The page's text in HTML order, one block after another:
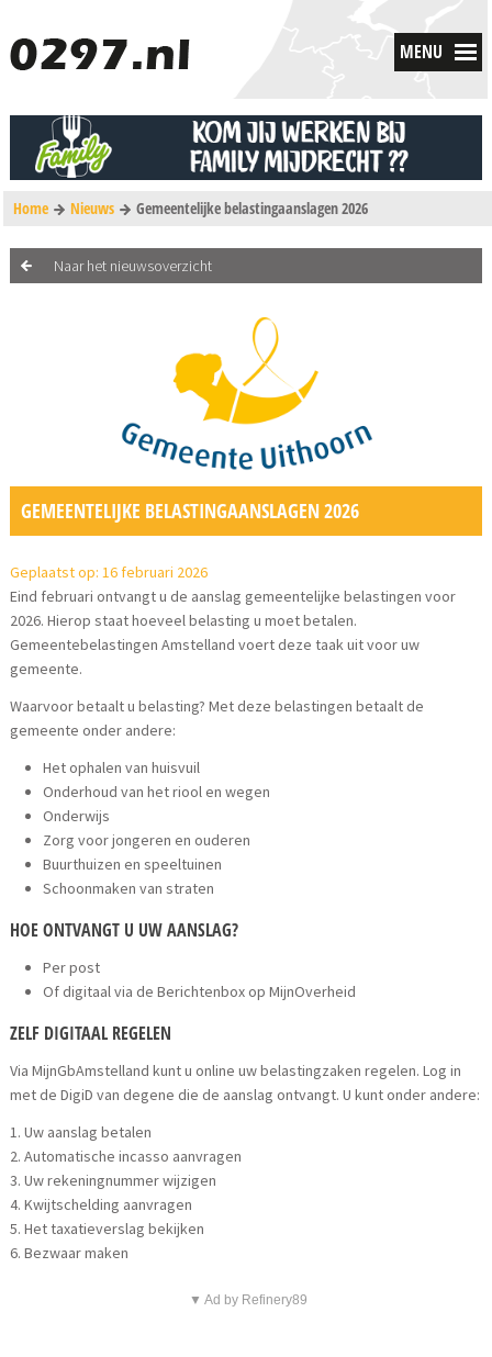
MENU
Home Nieuws Gemeentelijke belastingaanslagen 2026
Naar het nieuwsoverzicht
GEMEENTELIJKE BELASTINGAANSLAGEN 2026
Geplaatst op: 16 februari 2026
Eind februari ontvangt u de aanslag gemeentelijke belastingen voor
2026. Hierop staat hoeveel belasting u moet betalen.
Gemeentebelastingen Amstelland voert deze taak uit voor uw
gemeente.
Waarvoor betaalt u belasting? Met deze belastingen betaalt de
gemeente onder andere:
Het ophalen van huisvuil
Onderhoud van het riool en wegen
Onderwijs
Zorg voor jongeren en ouderen
Buurthuizen en speeltuinen
Schoonmaken van straten
HOE ONTVANGT U UW AANSLAG?
Per post
Of digitaal via de Berichtenbox op MijnOverheid
ZELF DIGITAAL REGELEN
Via MijnGbAmstelland kunt u online uw belastingzaken regelen. Log in
met de DigiD van degene die de aanslag ontvangt. U kunt onder andere:
1. Uw aanslag betalen
2. Automatische incasso aanvragen
3. Uw rekeningnummer wijzigen
4. Kwijtschelding aanvragen
5. Het taxatieverslag bekijken
6. Bezwaar maken
▼ Ad by Refinery89